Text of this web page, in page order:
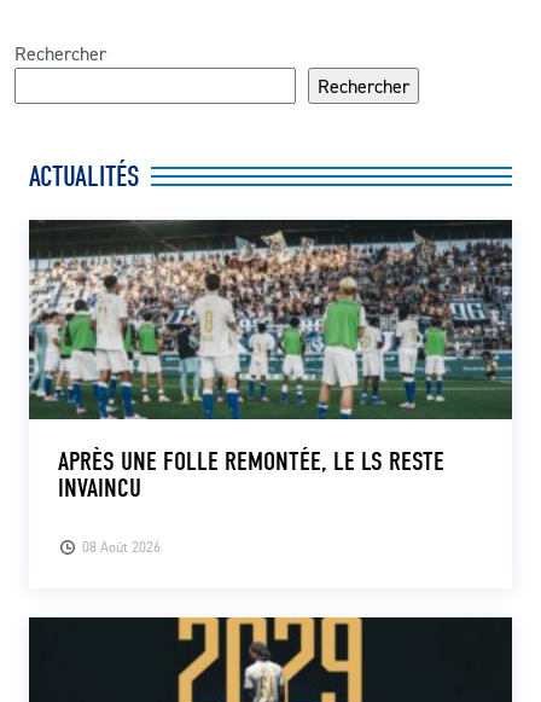
ACTUALITÉS
L’APP DU LS
MATCH DES CELEBRITES
PRESSE ET MEDIAS
Rechercher
Rechercher
ACTUALITÉS
08 Août 2026
APRÈS UNE FOLLE REMONTÉE, LE LS RESTE
INVAINCU